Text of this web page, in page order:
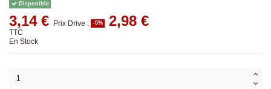
Disponible
3,14 € Prix Drive : -5% 2,98 €
TTC
En Stock